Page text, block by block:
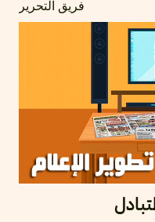
فريق التحرير